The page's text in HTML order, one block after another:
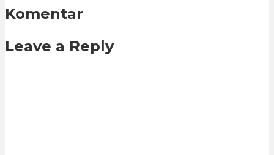
Komentar
Leave a Reply